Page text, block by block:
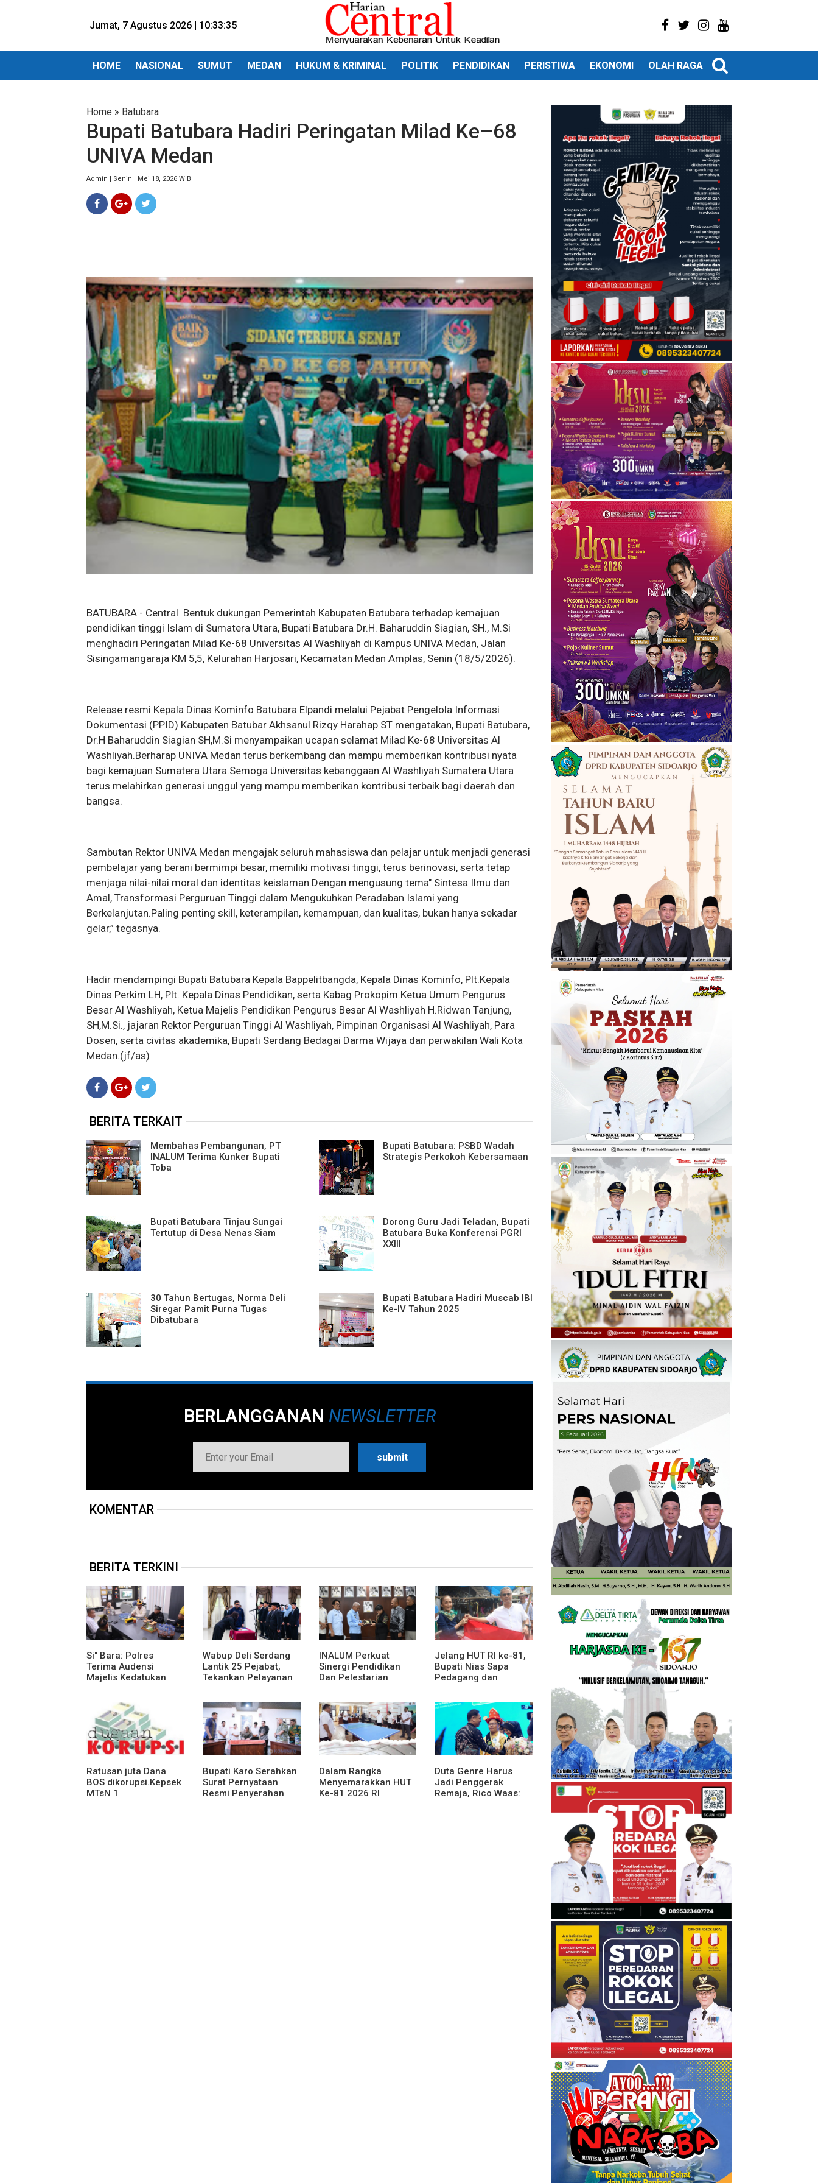
Jumat, 7 Agustus 2026 | 10:33:37
HOME NASIONAL SUMUT MEDAN HUKUM & KRIMINAL POLITIK PENDIDIKAN PERISTIWA EKONOMI OLAH RAGA
Home » Batubara
Bupati Batubara Hadiri Peringatan Milad Ke–68
UNIVA Medan
Admin | Senin | Mei 18, 2026 WIB
BATUBARA - Central Bentuk dukungan Pemerintah Kabupaten Batubara terhadap kemajuan
pendidikan tinggi Islam di Sumatera Utara, Bupati Batubara Dr.H. Baharuddin Siagian, SH., M.Si
menghadiri Peringatan Milad Ke-68 Universitas Al Washliyah di Kampus UNIVA Medan, Jalan
Sisingamangaraja KM 5,5, Kelurahan Harjosari, Kecamatan Medan Amplas, Senin (18/5/2026).
Release resmi Kepala Dinas Kominfo Batubara Elpandi melalui Pejabat Pengelola Informasi
Dokumentasi (PPID) Kabupaten Batubar Akhsanul Rizqy Harahap ST mengatakan, Bupati Batubara,
Dr.H Baharuddin Siagian SH,M.Si menyampaikan ucapan selamat Milad Ke-68 Universitas Al
Washliyah.Berharap UNIVA Medan terus berkembang dan mampu memberikan kontribusi nyata
bagi kemajuan Sumatera Utara.Semoga Universitas kebanggaan Al Washliyah Sumatera Utara
terus melahirkan generasi unggul yang mampu memberikan kontribusi terbaik bagi daerah dan
bangsa.
Sambutan Rektor UNIVA Medan mengajak seluruh mahasiswa dan pelajar untuk menjadi generasi
pembelajar yang berani bermimpi besar, memiliki motivasi tinggi, terus berinovasi, serta tetap
menjaga nilai-nilai moral dan identitas keislaman.Dengan mengusung tema" Sintesa Ilmu dan
Amal, Transformasi Perguruan Tinggi dalam Mengukuhkan Peradaban Islami yang
Berkelanjutan.Paling penting skill, keterampilan, kemampuan, dan kualitas, bukan hanya sekadar
gelar,” tegasnya.
Hadir mendampingi Bupati Batubara Kepala Bappelitbangda, Kepala Dinas Kominfo, Plt.Kepala
Dinas Perkim LH, Plt. Kepala Dinas Pendidikan, serta Kabag Prokopim.Ketua Umum Pengurus
Besar Al Washliyah, Ketua Majelis Pendidikan Pengurus Besar Al Washliyah H.Ridwan Tanjung,
SH,M.Si., jajaran Rektor Perguruan Tinggi Al Washliyah, Pimpinan Organisasi Al Washliyah, Para
Dosen, serta civitas akademika, Bupati Serdang Bedagai Darma Wijaya dan perwakilan Wali Kota
Medan.(jf/as)
BERITA TERKAIT
Membahas Pembangunan, PT
INALUM Terima Kunker Bupati
Toba
Bupati Batubara: PSBD Wadah
Strategis Perkokoh Kebersamaan
Bupati Batubara Tinjau Sungai
Tertutup di Desa Nenas Siam
Dorong Guru Jadi Teladan, Bupati
Batubara Buka Konferensi PGRI
XXIII
30 Tahun Bertugas, Norma Deli
Siregar Pamit Purna Tugas
Dibatubara
Bupati Batubara Hadiri Muscab IBI
Ke-IV Tahun 2025
BERLANGGANAN NEWSLETTER
KOMENTAR
BERITA TERKINI
Si" Bara: Polres
Terima Audensi
Majelis Kedatukan
Wabup Deli Serdang
Lantik 25 Pejabat,
Tekankan Pelayanan
Humanis
INALUM Perkuat
Sinergi Pendidikan
Dan Pelestarian
PemprovSu
Jelang HUT RI ke-81,
Bupati Nias Sapa
Pedagang dan
Merah Putih
Ratusan juta Dana
BOS dikorupsi.Kepsek
MTsN 1
Bupati Karo Serahkan
Surat Pernyataan
Resmi Penyerahan
Dalam Rangka
Menyemarakkan HUT
Ke-81 2026 RI
Duta Genre Harus
Jadi Penggerak
Remaja, Rico Waas: